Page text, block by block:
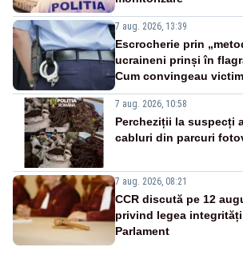
7 aug. 2026, 13:39
Escrocherie prin
ucraineni prinși în
Cum convingeau
7 aug. 2026, 10:58
Percheziții la suspecți
cabluri din parcuri
7 aug. 2026, 08:21
CCR discută pe 12
privind legea
Parlament